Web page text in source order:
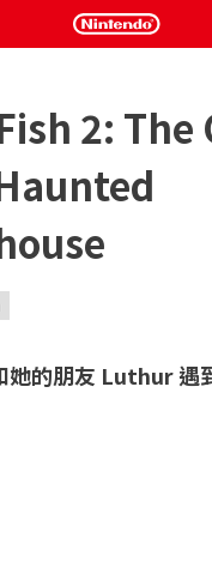
2: The
她的朋友 Luthur 遇